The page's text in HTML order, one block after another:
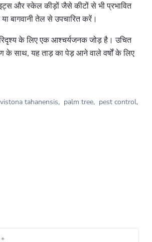
और स्केल कीड़ों जैसे कीटों से भी प्रभावित
बागवानी तेल से उपचारित करें।
के लिए एक आश्चर्यजनक जोड़ है। उचित
के साथ, यह ताड़ का पेड़ आने वाले वर्षों के लिए
tahanensis, palm tree, pest control,